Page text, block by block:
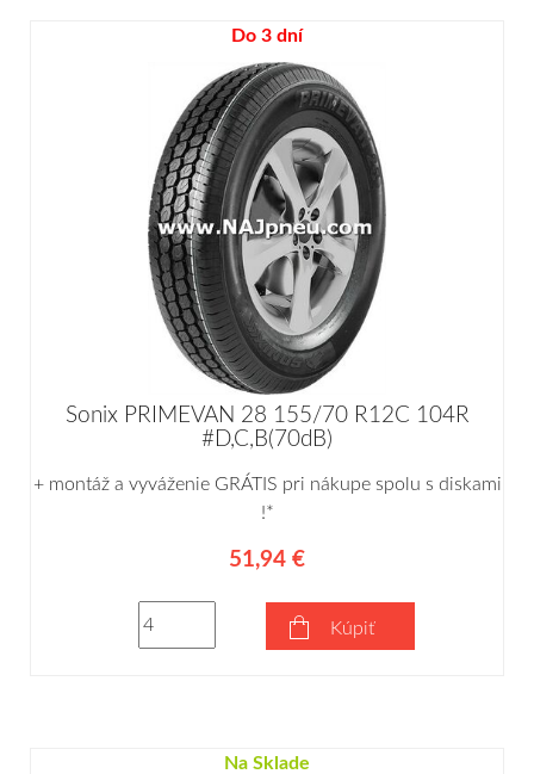
Do 3 dní
Sonix PRIMEVAN 28 155/70 R12C 104R
#D,C,B(70dB)
+ montáž a vyváženie GRÁTIS pri nákupe spolu s diskami
!*
51,94 €
Kúpiť
Na Sklade